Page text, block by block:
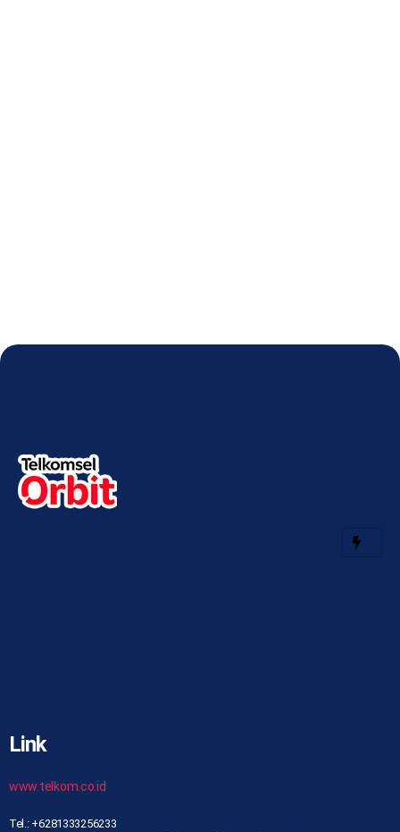
Link
www.telkom.co.id
Tel.: +6281333256233